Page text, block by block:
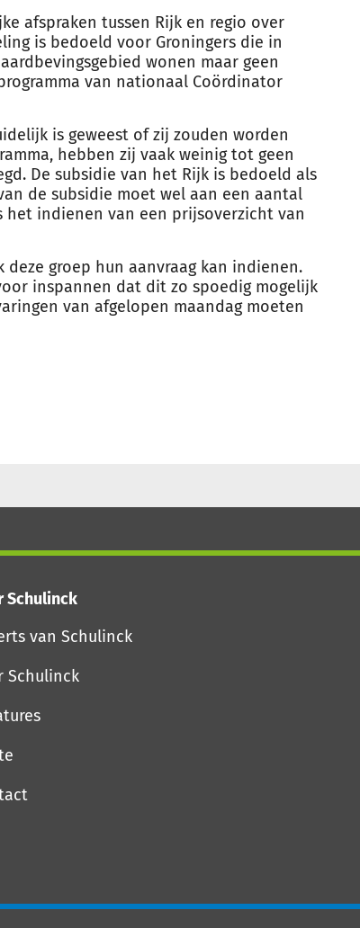
afspraken tussen Rijk en regio over
is bedoeld voor Groningers die in
wonen maar geen
van nationaal Coördinator
is geweest of zij zouden worden
hebben zij vaak weinig tot geen
De subsidie van het Rijk is bedoeld als
de subsidie moet wel aan een aantal
indienen van een prijsoverzicht van
groep hun aanvraag kan indienen.
inspannen dat dit zo spoedig mogelijk
van afgelopen maandag moeten
Schulinck
van Schulinck
Schulinck